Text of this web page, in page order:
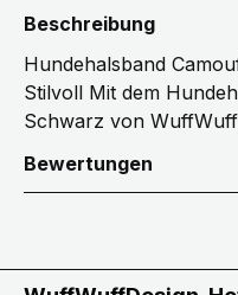
Beschreibung
Hundehalsband
Stilvoll Mit dem
Schwarz von
Bewertungen